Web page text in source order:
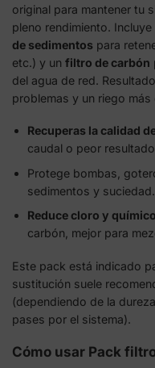
original para mantener tu
pleno rendimiento.
de sedimentos para
etc.) y un filtro de carbón
del agua de red.
problemas y un riego más
Recuperas la calidad
caudal o peor
Protege bombas,
sedimentos y suciedad.
Reduce cloro y
carbón, mejor para
Este pack está indicado
sustitución suele
(dependiendo de la
pases por el sistema).
Cómo usar Pack